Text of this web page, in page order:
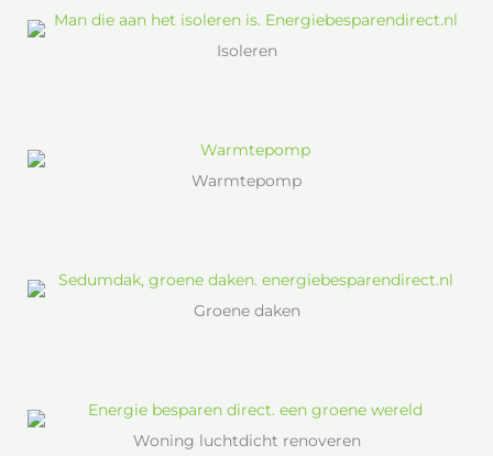
Isoleren
Warmtepomp
Groene daken
Woning luchtdicht renoveren